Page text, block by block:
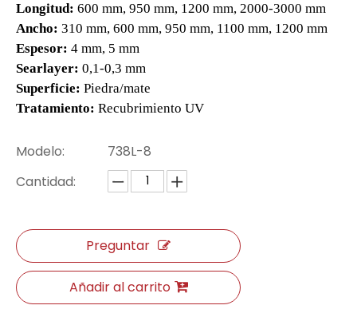
807-24 EIR Surface SPC Piso de tablón
Longitud: 600 mm, 950 mm, 1200 mm, 2000-3000 mm
Ancho: 310 mm, 600 mm, 950 mm, 1100 mm, 1200 mm
Espesor: 4 mm, 5 mm
Searlayer: 0,1-0,3 mm
Superficie: Piedra/mate
Tratamiento: Recubrimiento UV
Modelo:
738L-8
Cantidad:
Preguntar
Añadir al carrito